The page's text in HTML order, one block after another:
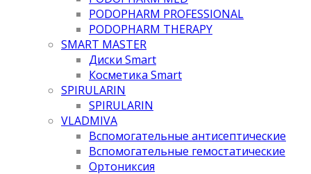
PODOPHARM PROFESSIONAL
PODOPHARM THERAPY
SMART MASTER
Диски Smart
Косметика Smart
SPIRULARIN
SPIRULARIN
VLADMIVA
Вспомогательные антисептические
Вспомогательные гемостатические
Ортониксия